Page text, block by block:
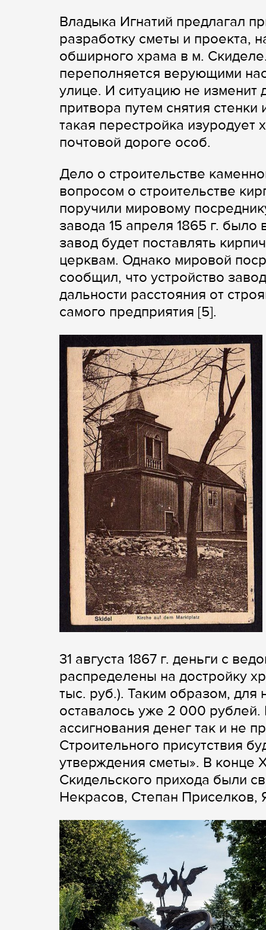
Владыка Игнатий предлагал
разработку сметы и проекта,
обширного храма в м.
переполняется верующими
улице. И ситуацию не
притвора путем снятия
такая перестройка
почтовой дороге особ.
Дело о строительстве
вопросом о строительстве
поручили мировому
завода 15 апреля 1865 г.
завод будет поставлять
церквам. Однако мировой
сообщил, что устройство
дальности расстояния от
самого предприятия [5].
31 августа 1867 г. деньги с
распределены на достройку
тыс. руб.). Таким образом, для
оставалось уже 2 000
ассигнования денег так и не
Строительного присутствия
утверждения сметы». В конце
Скидельского прихода были
Некрасов, Степан Приселков,